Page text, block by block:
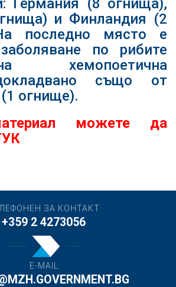
Германия (8 огнища),
и Финландия (2
последно място е
по рибите
хемопоетична
също от
огнище).
можете да
ЗА КОНТАКТ
+359 2 4273056
E-MAIL